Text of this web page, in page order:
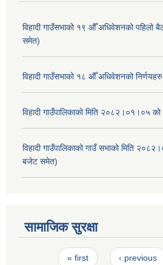
विहादी गाउँसभाको १९ औँ अधिवेशनको पहिलो
समेत)
विहादी गाउँसभाको १८ औँ अधिवेशनको निर्णयहरु
विहादी गाउँपालिकाको मिति २०८२।०१।०५
विहादी गाउँपालिकाको गाउँ सभाको मिति
बजेट समेत)
सामाजिक सुरक्षा
Pages« first ‹ previous